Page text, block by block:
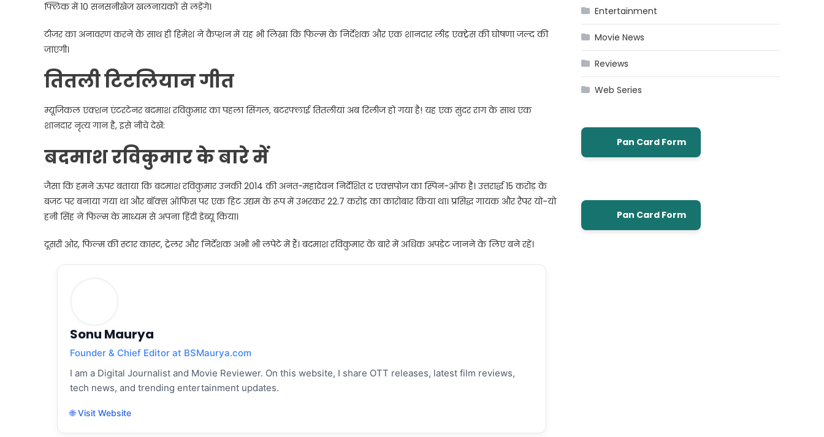
फ्लिक में 10 सनसनीखेज खलनायकों से लड़ेंगे।
टीजर का अनावरण करने के साथ ही हिमेश ने कैप्शन में यह भी लिखा कि फिल्म के निर्देशक और एक शानदार लीड एक्ट्रेस की घोषणा जल्द की
जाएगी।
तितली टिटलियान गीत
म्यूजिकल एक्शन एंटरटेनर बदमाश रविकुमार का पहला सिंगल, बटरफ्लाई तितलीयां अब रिलीज हो गया है! यह एक सुंदर राग के साथ एक
शानदार नृत्य गान है, इसे नीचे देखें:
बदमाश रविकुमार के बारे में
जैसा कि हमने ऊपर बताया कि बदमाश रविकुमार उनकी 2014 की अनंत-महादेवन निर्देशित द एक्सपोज़ का स्पिन-ऑफ है। उत्तरार्द्ध 15 करोड़ के
बजट पर बनाया गया था और बॉक्स ऑफिस पर एक हिट उद्यम के रूप में उभरकर 22.7 करोड़ का कारोबार किया था। प्रसिद्ध गायक और रैपर यो-यो
हनी सिंह ने फिल्म के माध्यम से अपना हिंदी डेब्यू किया।
दूसरी ओर, फिल्म की स्टार कास्ट, ट्रेलर और निर्देशक अभी भी लपेटे में हैं। बदमाश रविकुमार के बारे में अधिक अपडेट जानने के लिए बने रहें।
Sonu Maurya
Founder & Chief Editor at BSMaurya.com
I am a Digital Journalist and Movie Reviewer. On this website, I share OTT releases, latest film reviews,
tech news, and trending entertainment updates.
🌐 Visit Website
Entertainment
Movie News
Reviews
Web Series
Pan Card Form
Pan Card Form